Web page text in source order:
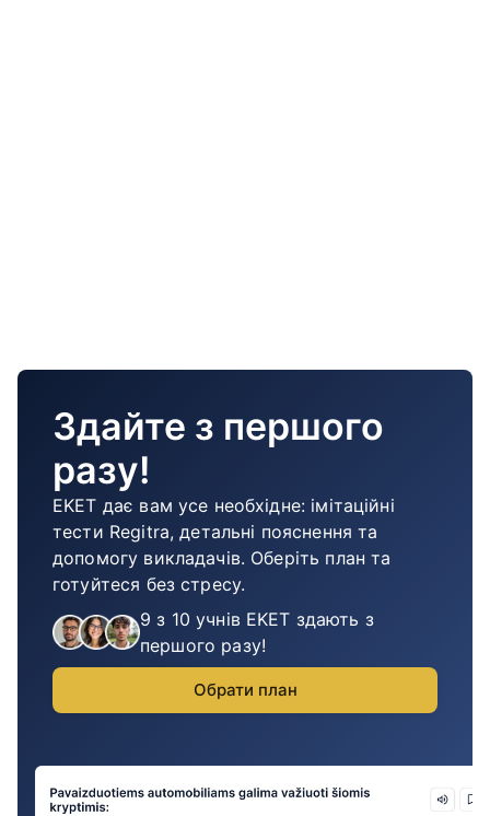
Здайте з першого
разу!
EKET дає вам усе необхідне: імітаційні
тести Regitra, детальні пояснення та
допомогу викладачів. Оберіть план та
готуйтеся без стресу.
9 з 10 учнів EKET здають з
першого разу!
Обрати план